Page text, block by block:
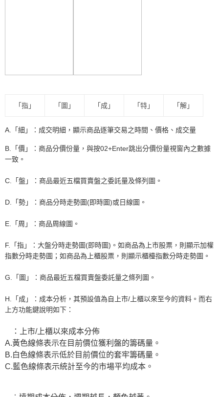
「指」 「圖」 「成」 「特」 「解」
A.「細」： 成交明細，顯示商品逐筆交易之時間、價格、成交量
B.「價」： 商品分價份量，與按02+Enter跳出分價份量視窗內之數據
一致。
C.「盤」： 商品最近五檔買賣盤之委託量及條列圖。
D.「勢」： 商品分時走勢圖(即時圖)或日線圖。
E.「周」： 商品周線圖。
F.「指」： 大盤分時走勢圖(即時圖)。如商品為上市股票，則顯示加權
指數分時走勢圖；如商品為上櫃股票，則顯示櫃檯指數分時走勢圖。
G.「圖」： 商品最近五檔買賣盤委託量之條列圖。
H.「成」：成本分析，其預設值為自上市/上櫃以來至今的資料。而右
上方功能鍵說明如下：
：上市/上櫃以來成本分佈
A.黃色線條表示在目前價位獲利盤的籌碼量。
B.白色線條表示低於目前價位的套牢籌碼量。
C.藍色線條表示統計至今的市場平均成本。